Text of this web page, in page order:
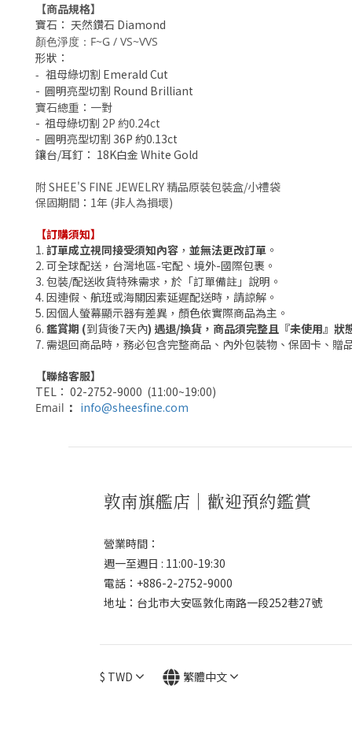
【商品規格】
寶石： 天然鑽石 Diamond
顏色淨度：F~G / VS~VVS
形狀：
- 祖母綠切割 Emerald Cut
- 圓明亮型切割 Round Brilliant
寶石總重：一對
- 祖母綠切割 2P 約0.24ct
- 圓明亮型切割 36P 約0.13ct
鑲台/耳釘 ： 18K白金 White Gold
附 SHEE'S FINE JEWELRY 精品原裝包裝盒/小禮袋
保固期間 ： 1年 (非人為損壞)
【訂購須知】
1. 訂單成立視同接受須知內容 ， 並無法更改訂單 。
2. 可全球配送，台灣地區-宅配、境外-國際包裹。
3. 包裝/配送收貨特殊需求，於「訂單備註」說明。
4. 因連假、航班或海關因素延遲配送時，請諒解。
5. 因個人螢幕顯示器有差異，顏色依實際商品為主。
6. 鑑賞期 (到貨後7天內) 遇退/換貨，商品須完整且『未使用』狀
7. 需退回商品時，務必包含完整商品、內外包裝物、保固卡、贈
【聯絡客服】
TEL： 02-2752-9000 (11:00~19:00)
Email ： info@sheesfine.com
敦南旗艦店｜歡迎預約鑑賞
營業時間：
週一至週日 : 11:00-19:30
電話：+886-2-2752-9000
地址：台北市大安區敦化南路一段252巷27號
$ TWD 繁體中文